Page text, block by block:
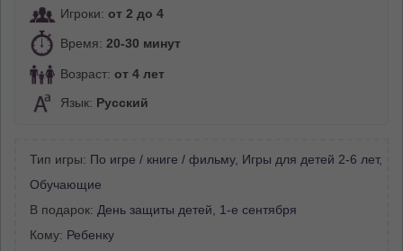
Игроки: от 2 до 4
Время: 20-30 минут
Возраст: от 4 лет
Язык: Русский
Тип игры: По игре / книге / фильму, Игры для детей 2-6 лет,
Обучающие
В подарок: День защиты детей
1-е сентября
Кому: Ребенку